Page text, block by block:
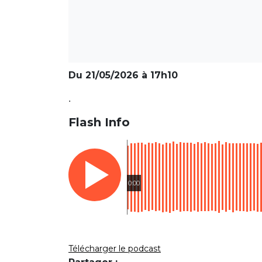
Du 21/05/2026 à 17h10
.
Flash Info
0:00
Télécharger le podcast